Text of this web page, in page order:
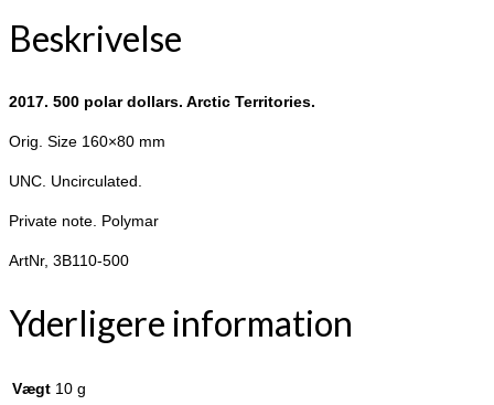
Beskrivelse
2017. 500 polar dollars. Arctic Territories.
Orig. Size 160×80 mm
UNC. Uncirculated.
Private note. Polymar
ArtNr, 3B110-500
Yderligere information
Vægt 10 g